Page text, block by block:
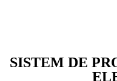
SISTEM DE